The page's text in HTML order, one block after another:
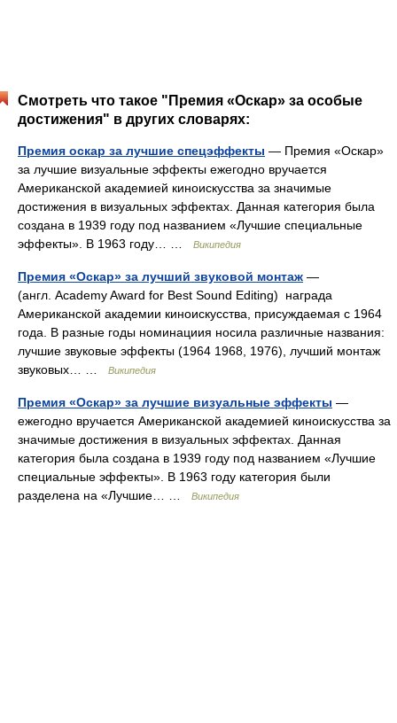
Смотреть что такое "Премия «Оскар» за особые
достижения" в других словарях:
Премия оскар за лучшие спецэффекты — Премия «Оскар»
за лучшие визуальные эффекты ежегодно вручается
Американской академией киноискусства за значимые
достижения в визуальных эффектах. Данная категория была
создана в 1939 году под названием «Лучшие специальные
эффекты». В 1963 году… …
Википедия
Премия «Оскар» за лучший звуковой монтаж —
(англ. Academy Award for Best Sound Editing) награда
Американской академии киноискусства, присуждаемая с 1964
года. В разные годы номинациия носила различные названия:
лучшие звуковые эффекты (1964 1968, 1976), лучший монтаж
звуковых… …
Википедия
Премия «Оскар» за лучшие визуальные эффекты —
ежегодно вручается Американской академией киноискусства за
значимые достижения в визуальных эффектах. Данная
категория была создана в 1939 году под названием «Лучшие
специальные эффекты». В 1963 году категория были
разделена на «Лучшие… …
Википедия